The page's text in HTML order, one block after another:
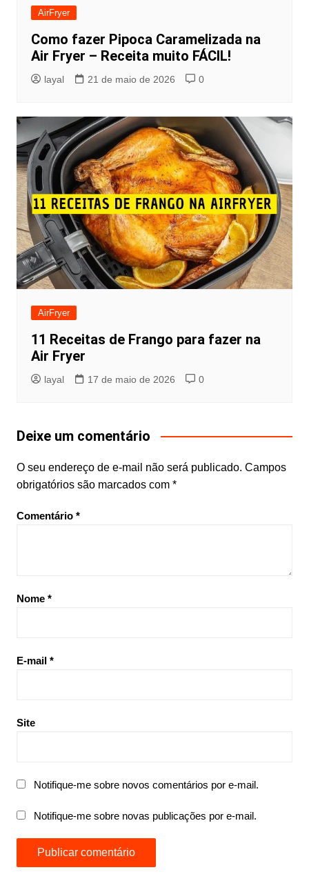
AirFryer
Como fazer Pipoca Caramelizada na
Air Fryer – Receita muito FÁCIL!
layal 21 de maio de 2026 0
AirFryer
11 Receitas de Frango para fazer na
Air Fryer
layal 17 de maio de 2026 0
Deixe um comentário
O seu endereço de e-mail não será publicado. Campos
obrigatórios são marcados com *
Comentário *
Nome *
E-mail *
Site
Notifique-me sobre novos comentários por e-mail.
Notifique-me sobre novas publicações por e-mail.